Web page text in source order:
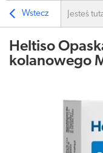
Wstecz Jesteś
Heltiso
kolanowego